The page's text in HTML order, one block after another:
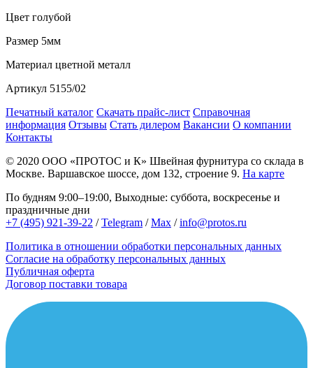
Цвет голубой
Размер 5мм
Материал цветной металл
Артикул 5155/02
Печатный каталог Скачать прайс-лист Справочная
информация Отзывы Стать дилером Вакансии О компании
Контакты
© 2020 ООО «ПРОТОС и К» Швейная фурнитура со склада в
Москве. Варшавское шоссе, дом 132, строение 9. На карте
По будням 9:00–19:00, Выходные: суббота, воскресенье и
праздничные дни
+7 (495) 921-39-22 /Telegram /Max /info@protos.ru
Политика в отношении обработки персональных данных
Согласие на обработку персональных данных
Публичная оферта
Договор поставки товара